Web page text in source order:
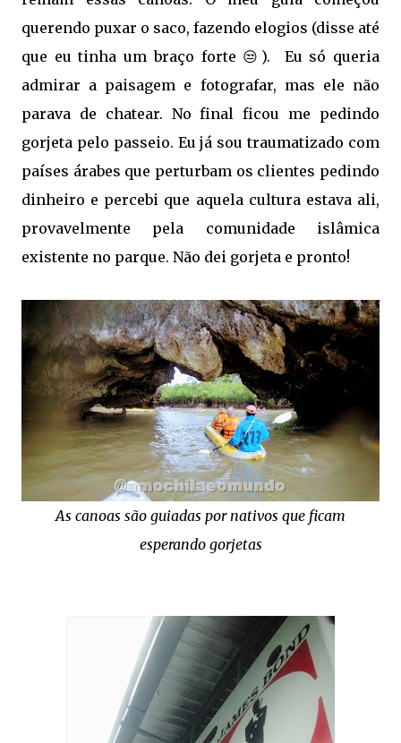
querendo puxar o saco, fazendo elogios (disse até
que eu tinha um braço forte 😒). Eu só queria
admirar a paisagem e fotografar, mas ele não
parava de chatear. No final ficou me pedindo
gorjeta pelo passeio. Eu já sou traumatizado com
países árabes que perturbam os clientes pedindo
dinheiro e percebi que aquela cultura estava ali,
provavelmente pela comunidade islâmica
existente no parque. Não dei gorjeta e pronto!
As canoas são guiadas por nativos que ficam
esperando gorjetas